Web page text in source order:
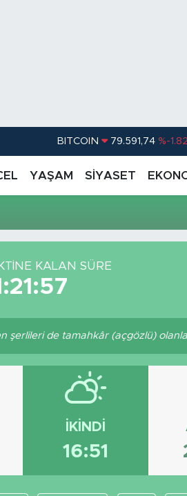
BITCOIN 79.591,74 %-1.82
G.ALTIN 6862,09000
BİST100
YAŞAM SİYASET
KALAN SÜRE
şerlileri de tamahkâr (açgözlü)
İKINDI
16:51